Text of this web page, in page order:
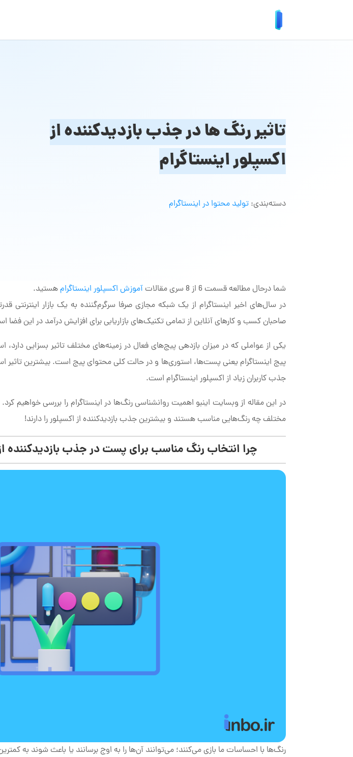
تاثیر رنگ ها در جذب بازدیدکننده از
اکسپلور اینستاگرام
دسته‌بندی: تولید محتوا در اینستاگرام
شما درحال مطالعه قسمت 6 از 8 سری مقالات آموزش اکسپلور اینستاگرامهستید.
در سال‌های اخیر اینستاگرام از یک شبکه مجازی صرفا سرگرم‌گننده به یک بازار
صاحبان کسب و کارهای آنلاین از تمامی تکنیک‌های بازاریابی برای افزایش درآمد در این فضا
یکی از عواملی که در میزان بازدهی پیج‌های فعال در زمینه‌های مختلف تاثیر بسزایی
پیج اینستاگرام یعنی پست‌ها، استوری‌ها و در حالت کلی محتوای پیج است. بیشترین تاثیر
جذب کاربران زیاد از اکسپلور اینستاگرام است.
در این مقاله از وبسایت اینبو اهمیت روانشناسی رنگ‌ها در اینستاگرام را بررسی خواهیم
مختلف چه رنگ‌هایی مناسب هستند و بیشترین جذب بازدیدکننده از اکسپلور را دارند!
چرا انتخاب رنگ مناسب برای پست در جذب بازدیدکننده
رنگ‌ها با احساسات ما بازی می‌کنند؛ می‌توانند آن‌ها را به اوج برسانند یا باعث شوند به